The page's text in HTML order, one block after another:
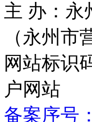
主 办：永
（永州市
网站标识
户网站
备案序号